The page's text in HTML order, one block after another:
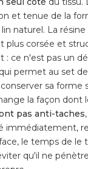
et tenue de la
naturel. La
plus corsée et
: ce n'est pas un
permet au set
sa forme
la façon dont
pas anti-taches
immédiatement,
le temps de le
qu'il ne